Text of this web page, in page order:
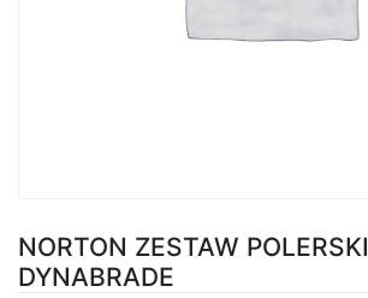
NORTON ZESTAW POLERSKI
DYNABRADE